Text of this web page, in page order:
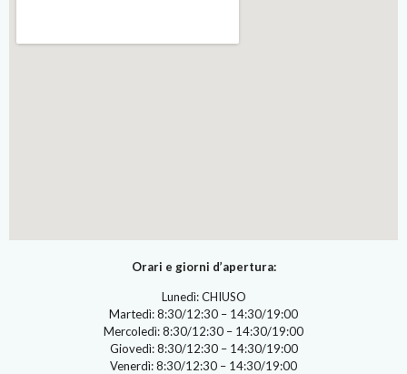
Orari e giorni d’apertura:
Lunedì: CHIUSO
Martedì: 8:30/12:30 – 14:30/19:00
Mercoledì: 8:30/12:30 – 14:30/19:00
Giovedì: 8:30/12:30 – 14:30/19:00
Venerdì: 8:30/12:30 – 14:30/19:00